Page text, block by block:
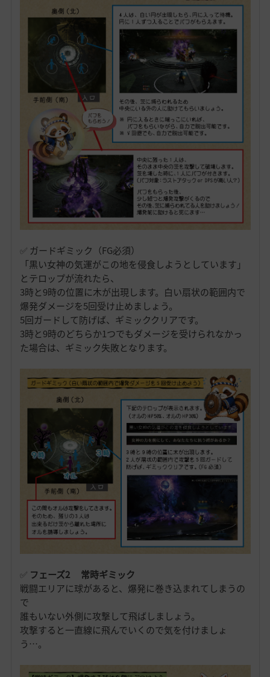
✅ ガードギミック（FG必須）
「黒い女神の気運がこの地を侵食しようとしています」
とテロップが流れたら、
3時と9時の位置に木が出現します。白い扇状の範囲内で
爆発ダメージを5回受け止めましょう。
5回ガードして防げば、ギミッククリアです。
3時と9時のどちらか1つでもダメージを受けられなかっ
た場合は、ギミック失敗となります。
✅ フェーズ2 常時ギミック
戦闘エリアに球があると、爆発に巻き込まれてしまうの
で
誰もいない外側に攻撃して飛ばしましょう。
攻撃すると一直線に飛んでいくので気を付けましょ
う…。